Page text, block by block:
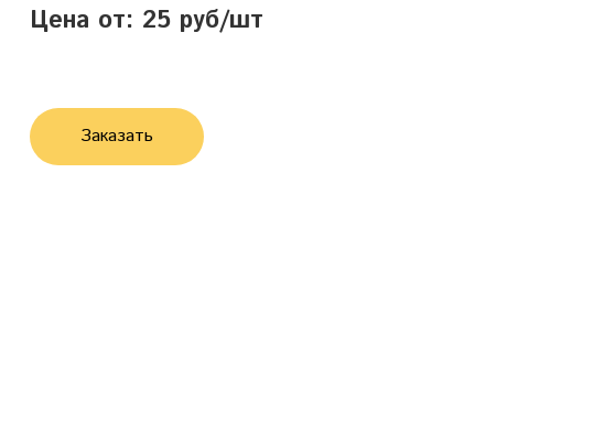
Цена от: 25 руб/шт
Заказать